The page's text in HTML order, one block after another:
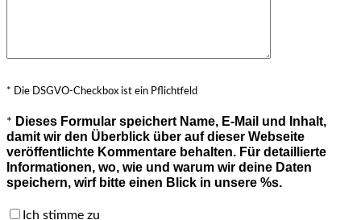
* Die DSGVO-Checkbox ist ein Pflichtfeld
* Dieses Formular speichert Name, E-Mail und Inhalt,
damit wir den Überblick über auf dieser Webseite
veröffentlichte Kommentare behalten. Für detaillierte
Informationen, wo, wie und warum wir deine Daten
speichern, wirf bitte einen Blick in unsere %s.
Ich stimme zu